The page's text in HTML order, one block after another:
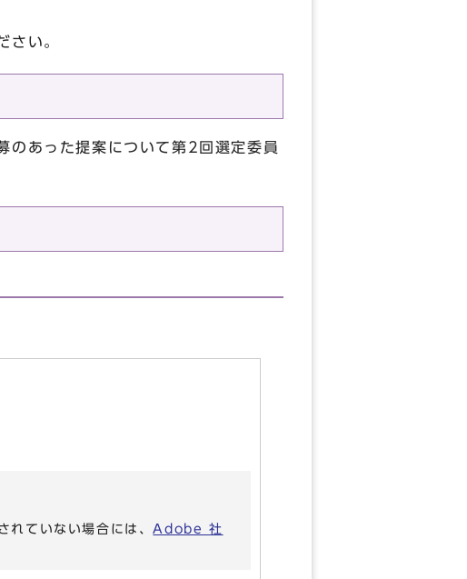
さい。
のあった提案について第2回選定委員
れていない場合には、Adobe 社